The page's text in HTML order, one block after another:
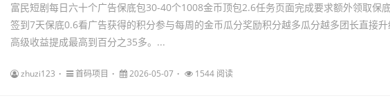
富民短剧每日六十个广告保底包30-40个1008金币顶包2.6任务页面完成要求额外领取保
签到7天保底0.6看广告获得的积分参与每周的金币瓜分奖励积分越多瓜分越多团长直接
高级收益提成最高到百分之35多。...
zhuzi123 首码项目 2026-05-07 1544 阅读